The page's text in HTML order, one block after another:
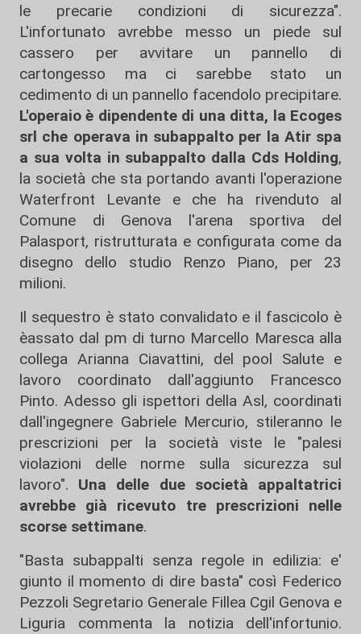
le precarie condizioni di sicurezza".
L'infortunato avrebbe messo un piede sul
cassero per avvitare un pannello di
cartongesso ma ci sarebbe stato un
cedimento di un pannello facendolo precipitare.
L'operaio è dipendente di una ditta, la Ecoges
srl che operava in subappalto per la Atir spa
a sua volta in subappalto dalla Cds Holding,
la società che sta portando avanti l'operazione
Waterfront Levante e che ha rivenduto al
Comune di Genova l'arena sportiva del
Palasport, ristrutturata e configurata come da
disegno dello studio Renzo Piano, per 23
milioni.
Il sequestro è stato convalidato e il fascicolo è
èassato dal pm di turno Marcello Maresca alla
collega Arianna Ciavattini, del pool Salute e
lavoro coordinato dall'aggiunto Francesco
Pinto. Adesso gli ispettori della Asl, coordinati
dall'ingegnere Gabriele Mercurio, stileranno le
prescrizioni per la società viste le "palesi
violazioni delle norme sulla sicurezza sul
lavoro". Una delle due società appaltatrici
avrebbe già ricevuto tre prescrizioni nelle
scorse settimane.
"Basta subappalti senza regole in edilizia: e'
giunto il momento di dire basta" così Federico
Pezzoli Segretario Generale Fillea Cgil Genova e
Liguria commenta la notizia dell'infortunio.